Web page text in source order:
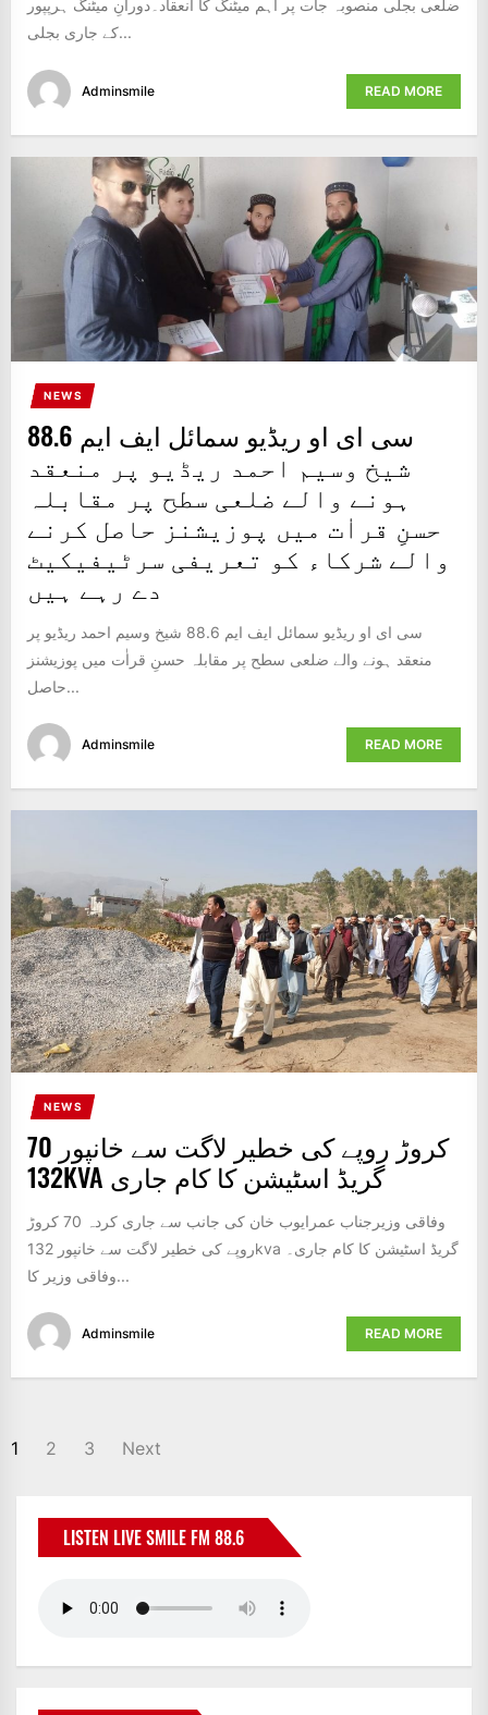
ضلعی بجلی منصوبہ جات پر اہم میٹنگ کا انعقاد۔دورانِ میٹنگ ہرپپور
کے جاری بجلی...
Adminsmile READ MORE
NEWS
سی ای او ریڈیو سمائل ایف ایم 88.6
شیخ وسیم احمد ریڈیو پر منعقد
ہونے والے ضلعی سطح پر مقابلہ
حسنِ قراٰت میں پوزیشنز حاصل کرنے
والے شرکاء کو تعریفی سرٹیفیکیٹ
دے رہے ہیں
سی ای او ریڈیو سمائل ایف ایم 88.6 شیخ وسیم احمد ریڈیو پر
منعقد ہونے والے ضلعی سطح پر مقابلہ حسنِ قراٰت میں پوزیشنز
حاصل...
Adminsmile READ MORE
NEWS
70 کروڑ روپے کی خطیر لاگت سے خانپور
132KVA گریڈ اسٹیشن کا کام جاری
وفاقی وزیرجناب عمرایوب خان کی جانب سے جاری کردہ 70 کروڑ
روپے کی خطیر لاگت سے خانپور 132kva گریڈ اسٹیشن کا کام جاری۔
وفاقی وزیر کا...
Adminsmile READ MORE
POSTS
1 2 3 Next
LISTEN LIVE SMILE FM 88.6